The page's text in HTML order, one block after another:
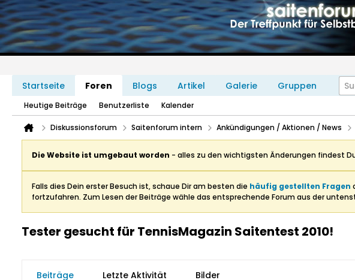
Startseite Foren Blogs Artikel Galerie Gruppen
Heutige Beiträge Benutzerliste Kalender
Diskussionsforum Saitenforum intern Ankündigungen / Aktionen / News
Die Website ist umgebaut worden - alles zu den wichtigsten Änderungen findest
Falls dies Dein erster Besuch ist, schaue Dir am besten die häufig gestellten Fragen
fortzufahren. Zum Lesen der Beiträge wähle das entsprechende Forum aus der
Tester gesucht für TennisMagazin Saitentest 2010!
Beiträge Letzte Aktivität Bilder